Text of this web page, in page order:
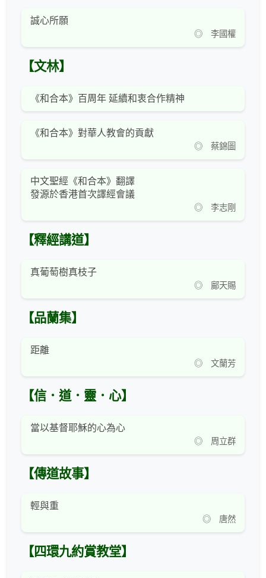
誠心所願
◎ 李國權
【文林】
《和合本》百周年 延續和衷合作精神
《和合本》對華人教會的貢獻
◎ 蔡錦圖
中文聖經《和合本》翻譯
發源於香港首次譯經會議
◎ 李志剛
【釋經講道】
真葡萄樹真枝子
◎ 鄺天賜
【品蘭集】
距離
◎ 文蘭芳
【信．道．靈．心】
當以基督耶穌的心為心
◎ 周立群
【傳道故事】
輕與重
◎ 唐然
【四環九約賞教堂】